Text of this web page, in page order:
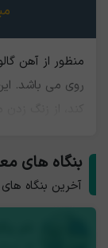
منظور از آهن
روی می باشد.
ضایعات آهنی
دارای روکش
کارخانجاتی که
می سازند،
ناشی از تولید
بنگاه های
آخرین بنگاه
نام